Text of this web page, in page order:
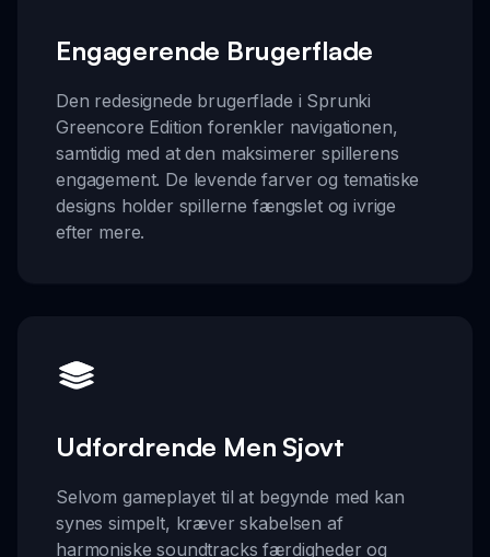
Engagerende Brugerflade
Den redesignede brugerflade i Sprunki
Greencore Edition forenkler navigationen,
samtidig med at den maksimerer spillerens
engagement. De levende farver og tematiske
designs holder spillerne fængslet og ivrige
efter mere.
Udfordrende Men Sjovt
Selvom gameplayet til at begynde med kan
synes simpelt, kræver skabelsen af
harmoniske soundtracks færdigheder og